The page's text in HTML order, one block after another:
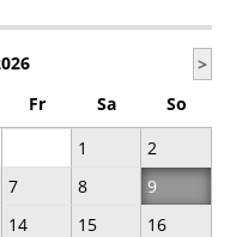
>
Fr Sa
So
1
2
7 8
9
14 15
16